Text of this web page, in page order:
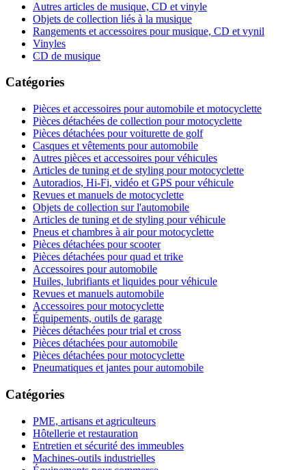
Autres articles de musique, CD et vinyle
Objets de collection liés à la musique
Rangements et accessoires pour musique, CD et vynil
Vinyles
CD de musique
Catégories
Pièces et accessoires pour automobile et motocyclette
Pièces détachées de collection pour motocyclette
Pièces détachées pour voiturette de golf
Casques et vêtements pour automobile
Autres pièces et accessoires pour véhicules
Articles de tuning et de styling pour motocyclette
Autoradios, Hi-Fi, vidéo et GPS pour véhicule
Revues et manuels de motocyclette
Objets de collection sur l'automobile
Articles de tuning et de styling pour véhicule
Pneus et chambres à air pour motocyclette
Pièces détachées pour scooter
Pièces détachées pour quad et trike
Accessoires pour automobile
Huiles, lubrifiants et liquides pour véhicule
Revues et manuels automobile
Accessoires pour motocyclette
Équipements, outils de garage
Pièces détachées pour trial et cross
Pièces détachées pour automobile
Pièces détachées pour motocyclette
Pneumatiques et jantes pour automobile
Catégories
PME, artisans et agriculteurs
Hôtellerie et restauration
Entretien et sécurité des immeubles
Machines-outils industrielles